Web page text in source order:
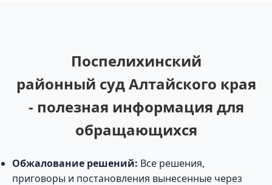
Поспелихинский
районный суд Алтайского края
- полезная информация для
обращающихся
Обжалование решений: Все решения,
приговоры и постановления вынесенные через